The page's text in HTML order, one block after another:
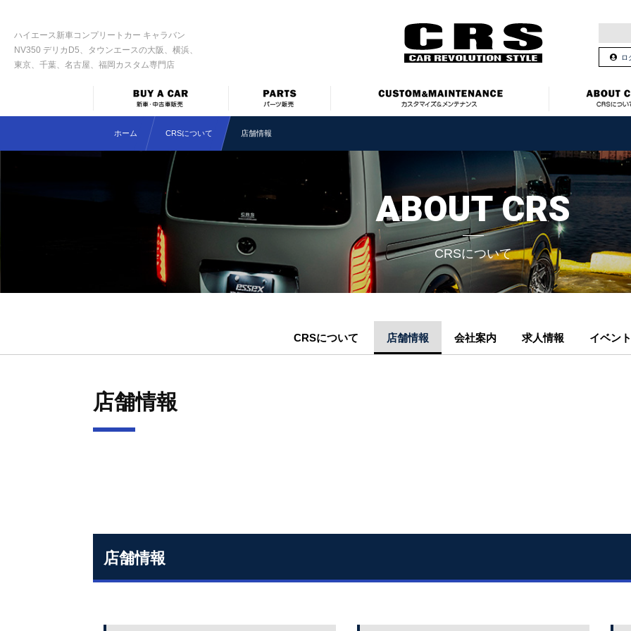
ハイエース新車コンプリートカー キャラバン
NV350 デリカD5、タウンエースの大阪、横浜、
東京、千葉、名古屋、福岡カスタム専門店
ロ
ホーム CRSについて 店舗情報
ABOUT CRS
CRSについて
CRSについて 店舗情報 会社案内 求人情報 イベン
店舗情報
店舗情報